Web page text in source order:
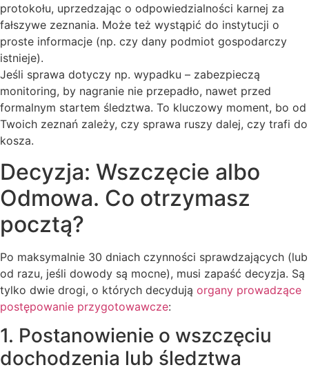
protokołu, uprzedzając o odpowiedzialności karnej za
fałszywe zeznania. Może też wystąpić do instytucji o
proste informacje (np. czy dany podmiot gospodarczy
istnieje).
Jeśli sprawa dotyczy np. wypadku – zabezpieczą
monitoring, by nagranie nie przepadło, nawet przed
formalnym startem śledztwa. To kluczowy moment, bo od
Twoich zeznań zależy, czy sprawa ruszy dalej, czy trafi do
kosza.
Decyzja: Wszczęcie albo
Odmowa. Co otrzymasz
pocztą?
Po maksymalnie 30 dniach czynności sprawdzających (lub
od razu, jeśli dowody są mocne), musi zapaść decyzja. Są
tylko dwie drogi, o których decydują organy prowadzące
postępowanie przygotowawcze:
1. Postanowienie o wszczęciu
dochodzenia lub śledztwa